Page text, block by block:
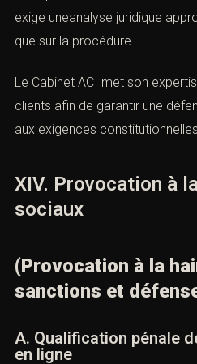
La provocation à la haine
est
complexe, située au carrefour
traitement exige uneanalyse
sur le fond que sur la procédure.
conforme aux exigences
conventionnelles.
XIV. Provocation à
réseaux sociaux
(Provocation à la